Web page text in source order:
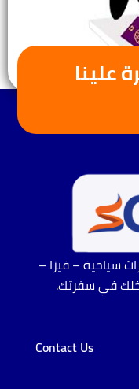
– فيزا –
في سفرتك.
Contact Us